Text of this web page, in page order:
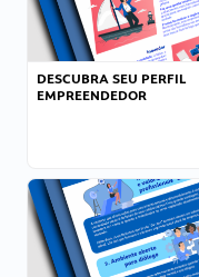
DESCUBRA SEU PERFIL
EMPREENDEDOR